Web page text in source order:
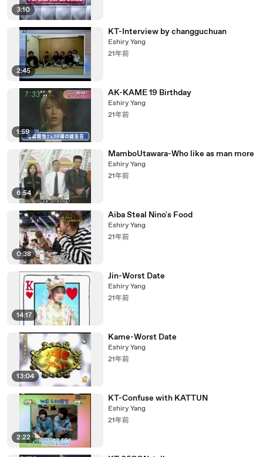
3:10
2:45
KT-Interview by changguchuan
Eshiry Yang
21年前
1:59
AK-KAME 19 Birthday
Eshiry Yang
21年前
6:54
MamboUtawara-Who like as man more
Eshiry Yang
21年前
0:38
Aiba Steal Nino's Food
Eshiry Yang
21年前
14:17
Jin-Worst Date
Eshiry Yang
21年前
13:04
Kame-Worst Date
Eshiry Yang
21年前
2:22
KT-Confuse with KATTUN
Eshiry Yang
21年前